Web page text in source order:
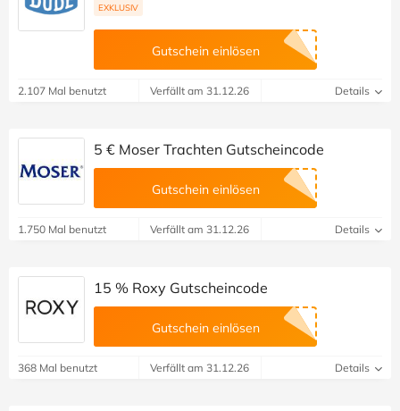
EXKLUSIV
Gutschein einlösen
2.107 Mal benutzt Verfällt am 31.12.26 Details
5 € Moser Trachten Gutscheincode
Gutschein einlösen
1.750 Mal benutzt Verfällt am 31.12.26 Details
15 % Roxy Gutscheincode
Gutschein einlösen
368 Mal benutzt Verfällt am 31.12.26 Details